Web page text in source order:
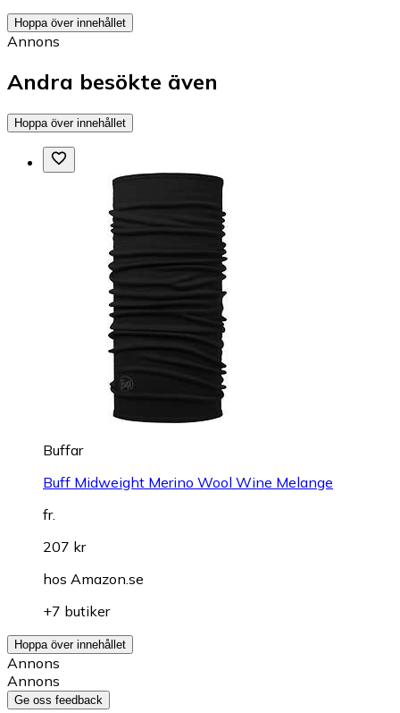
Hoppa över innehållet
Annons
Andra besökte även
Hoppa över innehållet
Buffar
Buff Midweight Merino Wool Wine Melange
fr.
207 kr
hos Amazon.se
+7 butiker
Hoppa över innehållet
Annons
Annons
Ge oss feedback